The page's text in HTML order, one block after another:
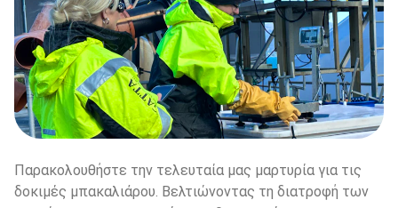
Παρακολουθήστε την τελευταία μας μαρτυρία για τις
δοκιμές μπακαλιάρου. Βελτιώνοντας τη διατροφή των